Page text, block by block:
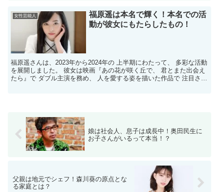
女性芸能人
福原遥は本名で輝く！本名での活
動が彼女にもたらしたもの！
福原遥さんは、2023年から2024年の 上半期にわたって、 多彩な活動
を展開しました。 彼女は映画『あの花が咲く丘で、 君とまた出会え
たら』で ダブル主演を務め、 人を愛する姿を描いた作品で 注目され
娘は社会人、息子は成長中！奥田民生に
お子さんがいるって本当！？
父親は地元でシェフ！森川葵の原点とな
る家庭とは？